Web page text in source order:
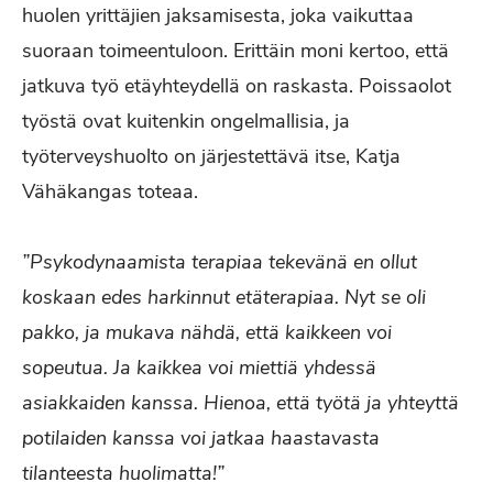
huolen yrittäjien jaksamisesta, joka vaikuttaa
suoraan toimeentuloon. Erittäin moni kertoo, että
jatkuva työ etäyhteydellä on raskasta. Poissaolot
työstä ovat kuitenkin ongelmallisia, ja
työterveyshuolto on järjestettävä itse, Katja
Vähäkangas toteaa.
”Psykodynaamista terapiaa tekevänä en ollut
koskaan edes harkinnut etäterapiaa. Nyt se oli
pakko, ja mukava nähdä, että kaikkeen voi
sopeutua. Ja kaikkea voi miettiä yhdessä
asiakkaiden kanssa. Hienoa, että työtä ja yhteyttä
potilaiden kanssa voi jatkaa haastavasta
tilanteesta huolimatta!”